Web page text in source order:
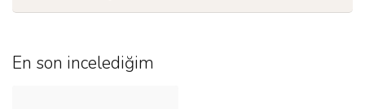
En son incelediğim